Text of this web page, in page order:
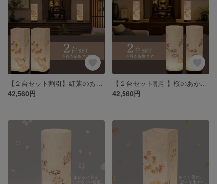
42,560円
42,560円